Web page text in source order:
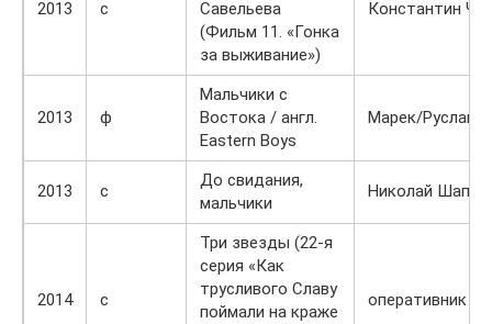
2013 с
Савельева
(Фильм 11. «Гонка
за выживание»)
Константин
2013 ф
Мальчики с
Востока / англ.
Eastern Boys
Марек/Руслан
2013 с
До свидания,
мальчики
Николай
2014 с
Три звезды (22-я
серия «Как
трусливого Славу
поймали на краже
оперативник